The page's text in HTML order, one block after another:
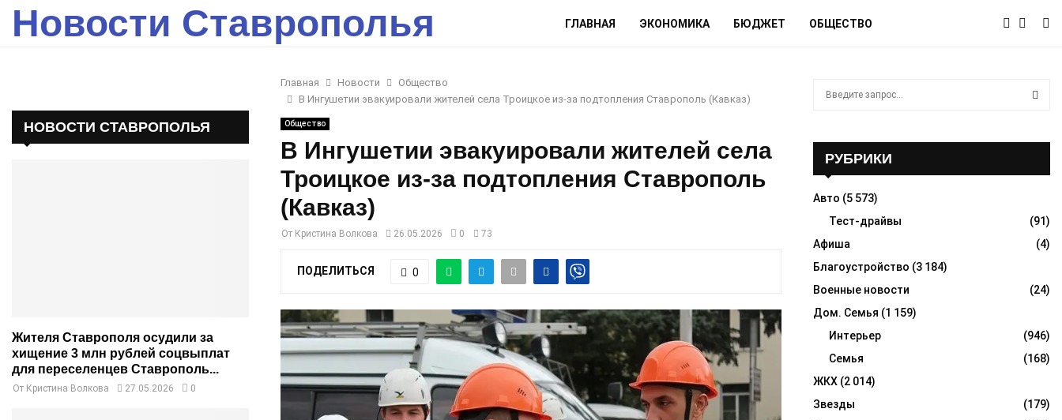
Новости Ставрополья ГЛАВНАЯ ЭКОНОМИКА БЮДЖЕТ ОБЩЕСТВО
Главная Новости
Общество
В Ингушетии эвакуировали жителей села Троицкое из-за подтопления Ставрополь (Кавказ)
Общество
В Ингушетии эвакуировали жителей села
Троицкое из-за подтопления Ставрополь
(Кавказ)
От Кристина Волкова 26.05.2026 0 73
ПОДЕЛИТЬСЯ 0
НОВОСТИ СТАВРОПОЛЬЯ
Жителя Ставрополя осудили за
хищение 3 млн рублей соцвыплат
для переселенцев Ставрополь...
От Кристина Волкова 27.05.2026 0
o
R
C
H
РУБРИКИ
Авто (5 573)
Тест-драйвы
(91)
Афиша
(4)
Благоустройство (3 184)
Военные новости
(24)
Дом. Семья (1 159)
Интерьер
(946)
Семья
(168)
ЖКХ (2 014)
Звезды
(179)